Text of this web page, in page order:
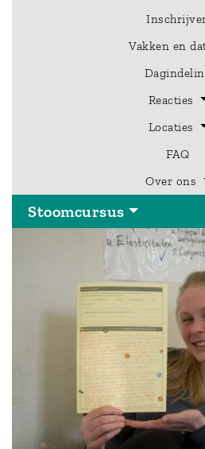
Vakken en
Reacties
Locaties
FAQ
Over ons
Stoomcursus